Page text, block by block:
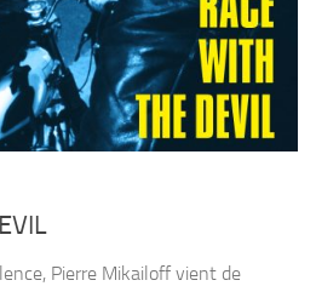
Pierre Mikailoff vient de